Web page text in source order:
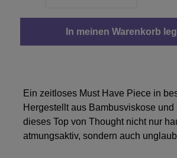
In meinen Warenkorb
Ein zeitloses Must Have Piece in
Hergestellt aus Bambusviskose
dieses Top von Thought nicht nur
atmungsaktiv, sondern auch